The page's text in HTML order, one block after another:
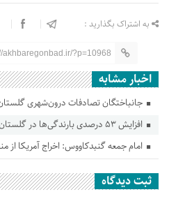
به اشتراک بگذارید :
akhbaregonbad.ir/?p=10968
اخبار مشابه
جانباختگان تصادفات درون‌شهری گلستان ۱۷ درصد کاهش
افزایش ۵۳ درصدی بارندگی‌ها در گلستان
امام جمعه گنبدکاووس: اخراج آمریکا
ثبت دیدگاه